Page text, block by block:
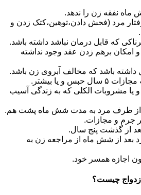
نفقه زن را ندهد.
مرد (فحش دادن،توهین،کتک زدن و
که قابل درمان نباشد داشته باشد.
و امکان برهم زدن عقد وجود نداشته
داشته باشد که مخالف آبروی زن باشد.
و یا بیشتر.
و یا مشروبات الکلی که به زندگی آسیب
از طرف مرد به مدت شش ماه پشت هم.
جرم و مجازات.
از گذشت پنج سال.
بعد از شش ماه از مراجعه زن به
اجازه همسر خود.
چیست؟